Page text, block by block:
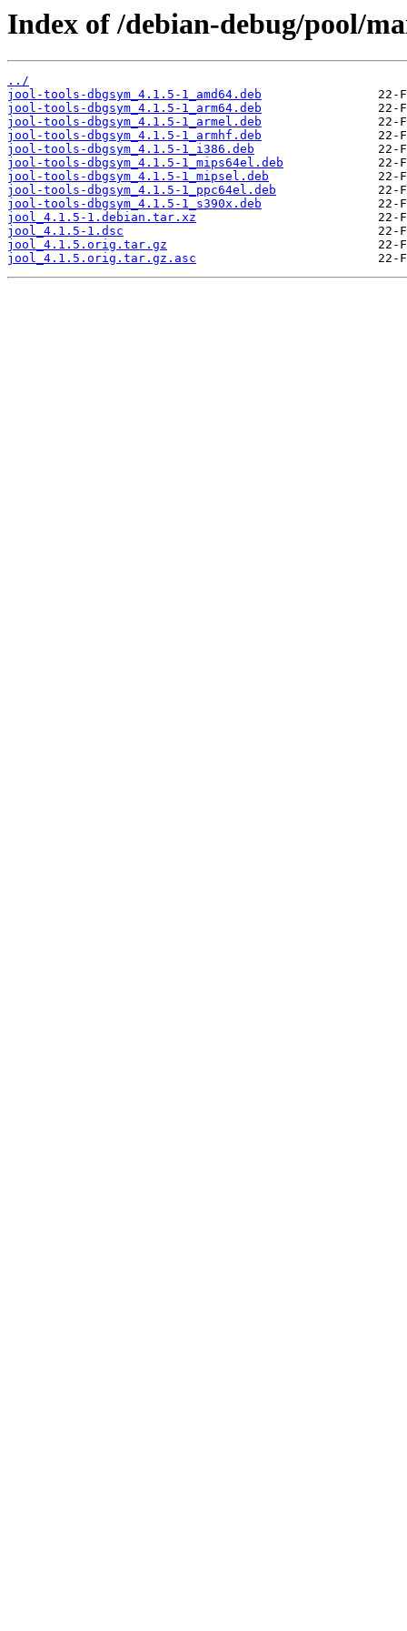
Index of /debian-debug/pool/
../
jool-tools-dbgsym_4.1.5-1_amd64.deb
jool-tools-dbgsym_4.1.5-1_arm64.deb
jool-tools-dbgsym_4.1.5-1_armel.deb
jool-tools-dbgsym_4.1.5-1_armhf.deb
jool-tools-dbgsym_4.1.5-1_i386.deb
jool-tools-dbgsym_4.1.5-1_mips64el.deb
jool-tools-dbgsym_4.1.5-1_mipsel.deb
jool-tools-dbgsym_4.1.5-1_ppc64el.deb
jool-tools-dbgsym_4.1.5-1_s390x.deb
jool_4.1.5-1.debian.tar.xz
jool_4.1.5-1.dsc
jool_4.1.5.orig.tar.gz
jool_4.1.5.orig.tar.gz.asc